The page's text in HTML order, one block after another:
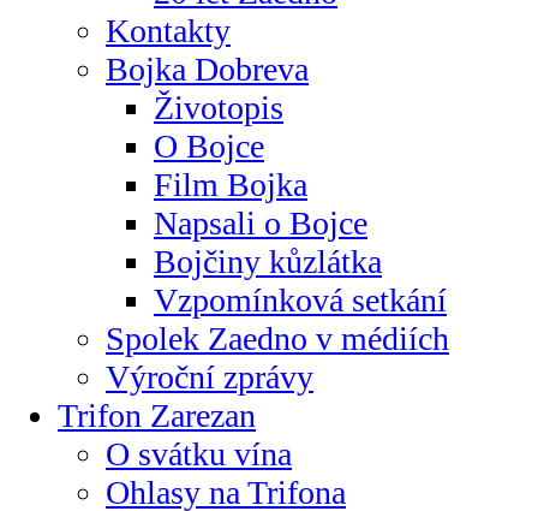
Kontakty
Bojka Dobreva
Životopis
O Bojce
Film Bojka
Napsali o Bojce
Bojčiny kůzlátka
Vzpomínková setkání
Spolek Zaedno v médiích
Výroční zprávy
Trifon Zarezan
O svátku vína
Ohlasy na Trifona